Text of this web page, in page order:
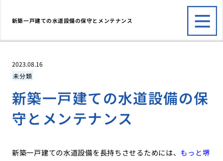
新築一戸建ての水道設備の保守とメンテナンス
2023.08.16
未分類
新築一戸建ての水道設備の保
守とメンテナンス
新築一戸建ての水道設備を長持ちさせるためには、 もっと堺